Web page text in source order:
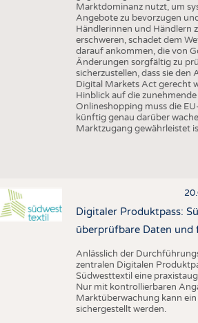
Marktdominanz nutzt, um
Angebote zu bevorzugen
Händlerinnen und Händlern
erschweren, schadet dem
darauf ankommen, die von
Änderungen sorgfältig zu
sicherzustellen, dass sie den
Digital Markets Act gerecht
Hinblick auf die
Onlineshopping muss die
künftig genau darüber
Marktzugang gewährleistet
Digitaler Produktpass:
überprüfbare Daten und
Anlässlich der
zentralen Digitalen
Südwesttextil eine
Nur mit kontrollierbaren
Marktüberwachung kann
sichergestellt werden.